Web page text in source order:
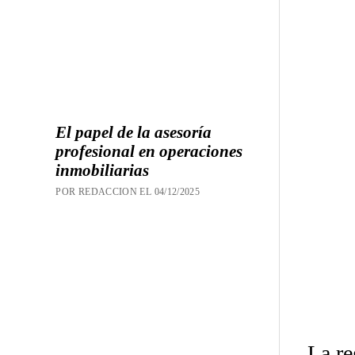
El papel de la asesoría
profesional en operaciones
inmobiliarias
POR REDACCION EL 04/12/2025